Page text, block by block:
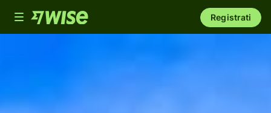
Toggle
navigation
Registrati